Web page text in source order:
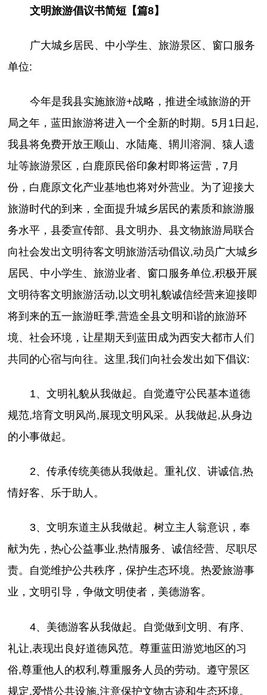
文明旅游倡议书简短【篇8】
广大城乡居民、中小学生、旅游景区、窗口服务
单位:
今年是我县实施旅游+战略，推进全域旅游的开
局之年，蓝田旅游将进入一个全新的时期。5月1日起,
我县将免费开放王顺山、水陆庵、辋川溶洞、猿人遗
址等旅游景区，白鹿原民俗印象村即将运营，7月
份，白鹿原文化产业基地也将对外营业。为了迎接大
旅游时代的到来，全面提升城乡居民的素质和旅游服
务水平，县委宣传部、县文明办、县文物旅游局联合
向社会发出文明待客文明旅游活动倡议,动员广大城乡
居民、中小学生、旅游业者、窗口服务单位,积极开展
文明待客文明旅游活动,以文明礼貌诚信经营来迎接即
将到来的五一旅游旺季,营造全县文明和谐的旅游环
境、社会环境，让星期天到蓝田成为西安大都市人们
共同的心宿与向往。这里,我们向社会发出如下倡议:
1、文明礼貌从我做起。自觉遵守公民基本道德
规范,培育文明风尚,展现文明风采。从我做起,从身边
的小事做起。
2、传承传统美德从我做起。重礼仪、讲诚信,热
情好客、乐于助人。
3、文明东道主从我做起。树立主人翁意识，奉
献为先，热心公益事业,热情服务、诚信经营、尽职尽
责。自觉维护公共秩序，保护生态环境。热爱旅游事
业，文明引导，争做文明使者，美德游客。
4、美德游客从我做起。自觉做到文明、有序、
礼让,表现出良好道德风范。尊重蓝田游览地区的习
俗,尊重他人的权利,尊重服务人员的劳动。遵守景区
规定,爱惜公共设施,注意保护文物古迹和生态环境。